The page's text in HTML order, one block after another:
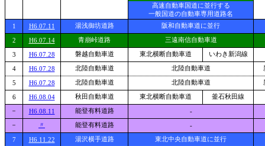
高速自動車国道に並行する
一般国道の自動車専用道路名
1
H6.07.11 湯浅御坊道路 阪和自動車道に並行
2 H6.07.14 青崩峠道路 三遠南信自動車道
3 H6.07.28 磐越自動車道 東北横断自動車道 いわき新潟線
4 H6.07.28 北陸自動車道 北陸自動車道
5 H6.07.28 北陸自動車道 北陸自動車道
6 H6.08.04 秋田自動車道 東北横断自動車道 釜石秋田線
－ H6.08.11 能登有料道路 -
－ 〃 能登有料道路 -
7 H6.11.22 湯沢横手道路 東北中央自動車道に並行